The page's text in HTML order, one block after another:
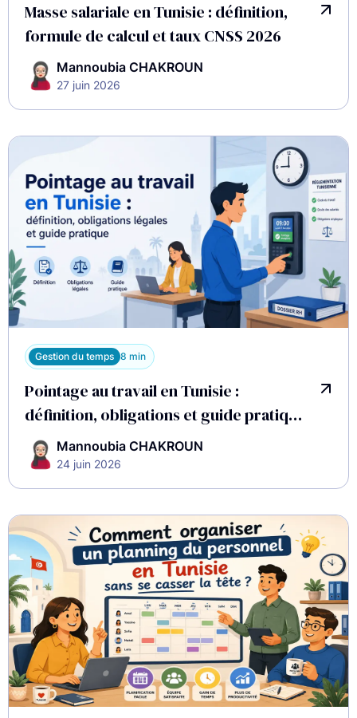
Masse salariale en Tunisie : définition,
formule de calcul et taux CNSS 2026
Mannoubia CHAKROUN
27 juin 2026
Gestion du temps 8 min
Pointage au travail en Tunisie :
définition, obligations et guide pratique
2026Mannoubia CHAKROUN
24 juin 2026